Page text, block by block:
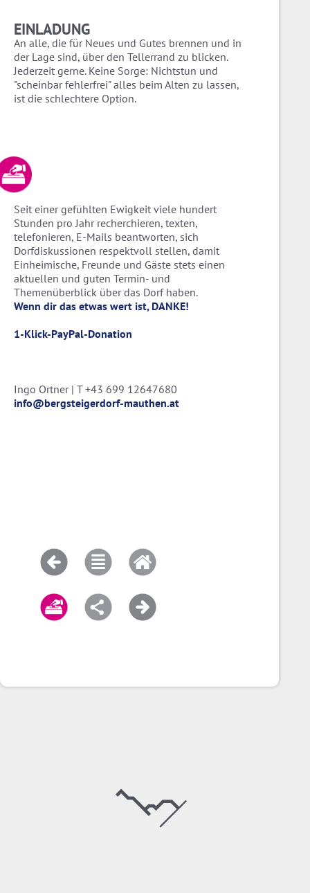
EINLADUNG
An alle, die für Neues und Gutes brennen und in
der Lage sind, über den Tellerrand zu blicken.
Jederzeit gerne. Keine Sorge: Nichtstun und
"scheinbar fehlerfrei" alles beim Alten zu lassen,
ist die schlechtere Option.
Seit einer gefühlten Ewigkeit viele hundert
Stunden pro Jahr recherchieren, texten,
telefonieren, E-Mails beantworten, sich
Dorfdiskussionen respektvoll stellen, damit
Einheimische, Freunde und Gäste stets einen
aktuellen und guten Termin- und
Themenüberblick über das Dorf haben.
Wenn dir das etwas wert ist, DANKE!
1-Klick-PayPal-Donation
Ingo Ortner | T +43 699 12647680
info@bergsteigerdorf-mauthen.at